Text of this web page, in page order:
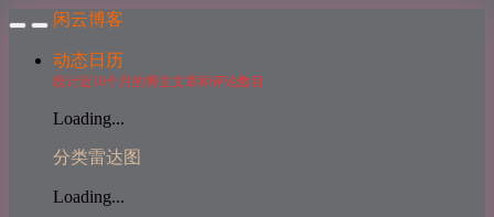
闲云博客
动态日历
统计近10个月的博主文章和评论数目
Loading...
分类雷达图
Loading...